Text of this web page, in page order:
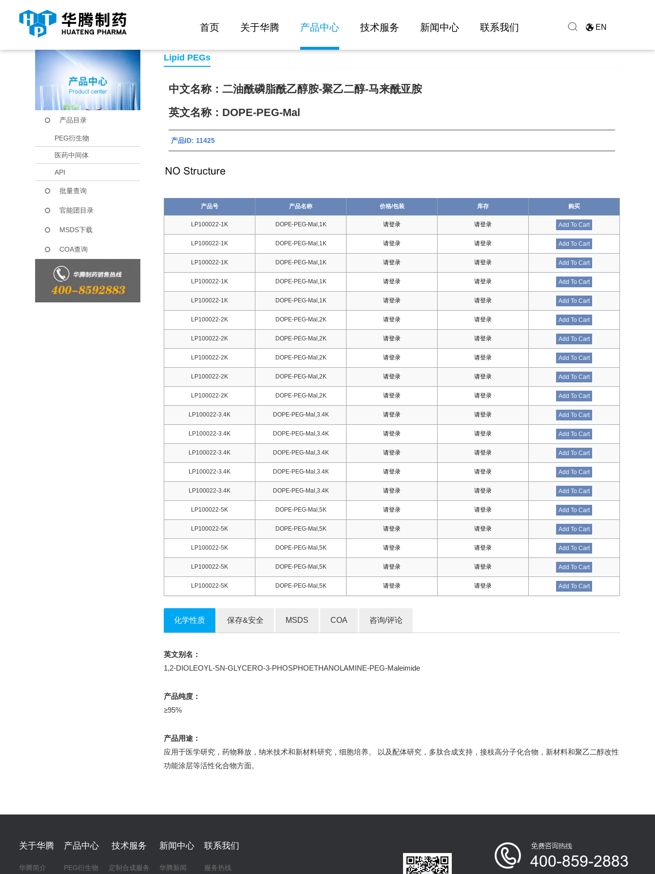
首页 关于华腾 产品中心 技术服务 新闻中心 联系我们 EN
当前位置： 首页 产品中心 DOPE-PEG-Mal
产品目录
PEG衍生物
医药中间体
API
批量查询
官能团目录
MSDS下载
COA查询
Lipid PEGs
中文名称：二油酰磷脂酰乙醇胺-聚乙二醇-马来酰亚胺
英文名称：DOPE-PEG-Mal
产品ID: 11425
产品号 产品名称 价格/包装 库存 购买
LP100022-1K DOPE-PEG-Mal,1K 请登录 请登录 Add To Cart
LP100022-1K DOPE-PEG-Mal,1K 请登录 请登录 Add To Cart
LP100022-1K DOPE-PEG-Mal,1K 请登录 请登录 Add To Cart
LP100022-1K DOPE-PEG-Mal,1K 请登录 请登录 Add To Cart
LP100022-1K DOPE-PEG-Mal,1K 请登录 请登录 Add To Cart
LP100022-2K DOPE-PEG-Mal,2K 请登录 请登录 Add To Cart
LP100022-2K DOPE-PEG-Mal,2K 请登录 请登录 Add To Cart
LP100022-2K DOPE-PEG-Mal,2K 请登录 请登录 Add To Cart
LP100022-2K DOPE-PEG-Mal,2K 请登录 请登录 Add To Cart
LP100022-2K DOPE-PEG-Mal,2K 请登录 请登录 Add To Cart
LP100022-3.4K DOPE-PEG-Mal,3.4K 请登录 请登录 Add To Cart
LP100022-3.4K DOPE-PEG-Mal,3.4K 请登录 请登录 Add To Cart
LP100022-3.4K DOPE-PEG-Mal,3.4K 请登录 请登录 Add To Cart
LP100022-3.4K DOPE-PEG-Mal,3.4K 请登录 请登录 Add To Cart
LP100022-3.4K DOPE-PEG-Mal,3.4K 请登录 请登录 Add To Cart
LP100022-5K DOPE-PEG-Mal,5K 请登录 请登录 Add To Cart
LP100022-5K DOPE-PEG-Mal,5K 请登录 请登录 Add To Cart
LP100022-5K DOPE-PEG-Mal,5K 请登录 请登录 Add To Cart
LP100022-5K DOPE-PEG-Mal,5K 请登录 请登录 Add To Cart
LP100022-5K DOPE-PEG-Mal,5K 请登录 请登录 Add To Cart
化学性质 保存&安全 MSDS COA 咨询/评论
英文别名：
1,2-DIOLEOYL-SN-GLYCERO-3-PHOSPHOETHANOLAMINE-PEG-Maleimide
产品纯度：
≥95%
产品用途：
应用于医学研究，药物释放，纳米技术和新材料研究，细胞培养。 以及配体研究，多肽合成支持，接枝高分子化合物，新材料和聚乙二醇改性
功能涂层等活性化合物方面。
关于华腾
华腾简介
产品中心
PEG衍生物
技术服务
定制合成服务
新闻中心
华腾新闻
联系我们
服务热线